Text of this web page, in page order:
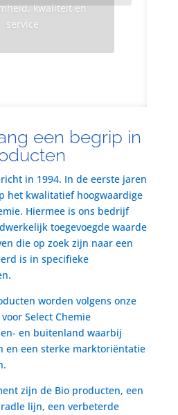
kwaliteit en
service
een begrip in
in 1994. In de eerste jaren
het kwalitatief hoogwaardige
Hiermee is ons bedrijf
toegevoegde waarde
die op zoek zijn naar een
is in specifieke
worden volgens onze
Select Chemie
en buitenland waarbij
en een sterke marktoriëntatie
zijn de Bio producten, een
lijn, een verbeterde